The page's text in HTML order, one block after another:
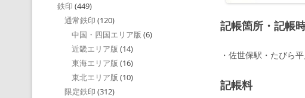
記帳箇所・記帳
・佐世保駅・たびら
記帳料
鉄印 (449)
通常鉄印 (120)
中国・四国エリア版 (6)
近畿エリア版 (14)
東海エリア版 (16)
東北エリア版 (10)
限定鉄印 (312)